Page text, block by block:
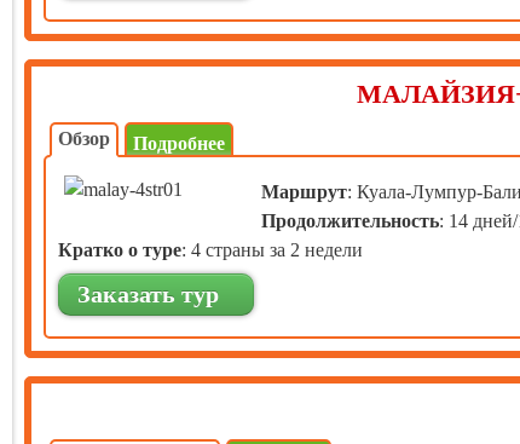
Обзор
Маршрут: Куала-Лумпур-
Продолжительность: 14
Кратко о туре: 4 страны за 2 недели
Заказать тур
Подробнее